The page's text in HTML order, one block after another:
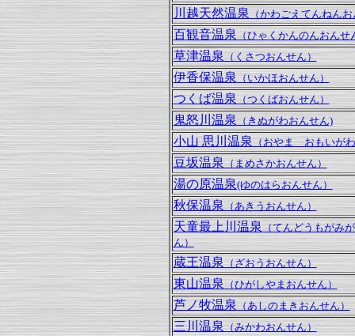
川越天然温泉 （かわごえてんねん
百観音温泉（ひゃくかんのんおんせ
草津温泉（くさつおんせん）
伊香保温泉（いかほおんせん）
つくば温泉 （つくばおんせん）
鬼怒川温泉 （きぬがわおんせん)
小山 思川温泉 （おやま おもいが
豆坂温泉 （まめさかおんせん）
湯の原温泉(ゆのはらおんせん）
秋保温泉 （あきうおんせん）
天童最上川温泉（てんどうもがみ
ん）
蔵王温泉 （ざおうおんせん）
東山温泉 （ひがしやまおんせん）
芦ノ牧温泉 （あしのまきおんせん）
三川温泉（みかわおんせん）